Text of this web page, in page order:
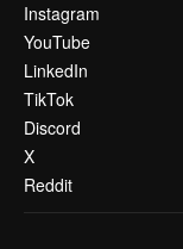
Instagram
YouTube
LinkedIn
TikTok
Discord
X
Reddit